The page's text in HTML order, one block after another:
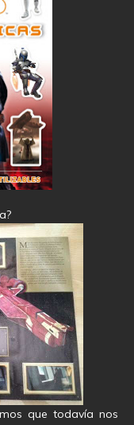
que todavía nos